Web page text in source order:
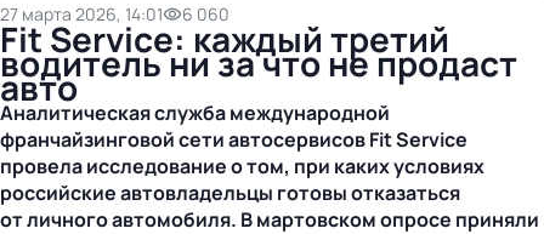
27 марта 2026, 14:01 6 060
Fit Service: каждый третий
водитель ни за что не продаст
авто
Аналитическая служба международной
франчайзинговой сети автосервисов Fit Service
провела исследование о том, при каких условиях
российские автовладельцы готовы отказаться
от личного автомобиля. В мартовском опросе приняли